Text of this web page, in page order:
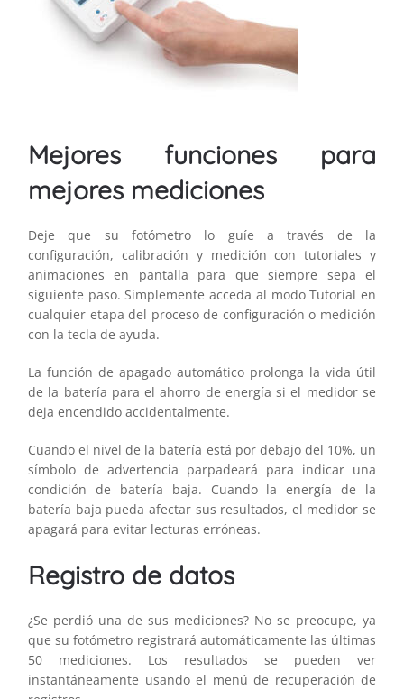
Mejores funciones para
mejores mediciones
Deje que su fotómetro lo guíe a través de la
configuración, calibración y medición con tutoriales y
animaciones en pantalla para que siempre sepa el
siguiente paso. Simplemente acceda al modo Tutorial en
cualquier etapa del proceso de configuración o medición
con la tecla de ayuda.
La función de apagado automático prolonga la vida útil
de la batería para el ahorro de energía si el medidor se
deja encendido accidentalmente.
Cuando el nivel de la batería está por debajo del 10%, un
símbolo de advertencia parpadeará para indicar una
condición de batería baja. Cuando la energía de la
batería baja pueda afectar sus resultados, el medidor se
apagará para evitar lecturas erróneas.
Registro de datos
¿Se perdió una de sus mediciones? No se preocupe, ya
que su fotómetro registrará automáticamente las últimas
50 mediciones. Los resultados se pueden ver
instantáneamente usando el menú de recuperación de